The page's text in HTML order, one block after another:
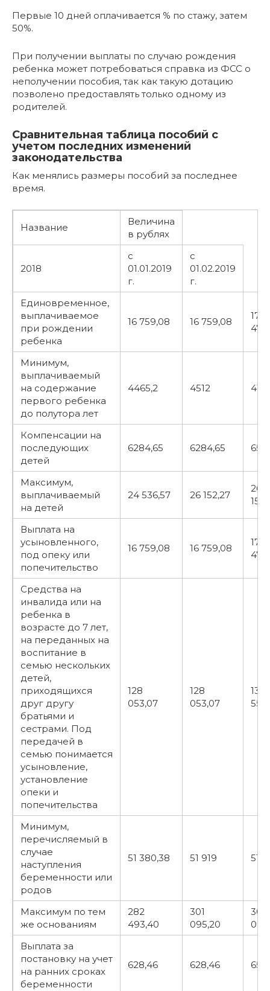
Первые 10 дней оплачивается % по стажу, затем
50%.
При получении выплаты по случаю рождения
ребенка может потребоваться справка из ФСС о
неполучении пособия, так как такую дотацию
позволено предоставлять только одному из
родителей.
Сравнительная таблица пособий с
учетом последних изменений
законодательства
Как менялись размеры пособий за последнее
время.
Название
Величина
в рублях
2018
с
01.01.2019
г.
с
01.02.2019
г.
Единовременное,
выплачиваемое
при рождении
ребенка
16 759,08 16 759,08
17
Минимум,
выплачиваемый
на содержание
первого ребенка
до полутора лет
4465,2 4512
Компенсации на
последующих
детей
6284,65 6284,65
Максимум,
выплачиваемый
на детей
24 536,57 26 152,27
26
Выплата на
усыновленного,
под опеку или
попечительство
16 759,08 16 759,08
17
Средства на
инвалида или на
ребенка в
возрасте до 7 лет,
на переданных на
воспитание в
семью нескольких
детей,
приходящихся
друг другу
братьями и
сестрами. Под
передачей в
семью понимается
усыновление,
установление
опеки и
попечительства
128
053,07
128
053,07
133
Минимум,
перечисляемый в
случае
наступления
беременности или
родов
51 380,38 51 919 51
Максимум по тем
же основаниям
282
493,40
301
095,20
301
Выплата за
постановку на учет
на ранних сроках
беременности
628,46 628,46